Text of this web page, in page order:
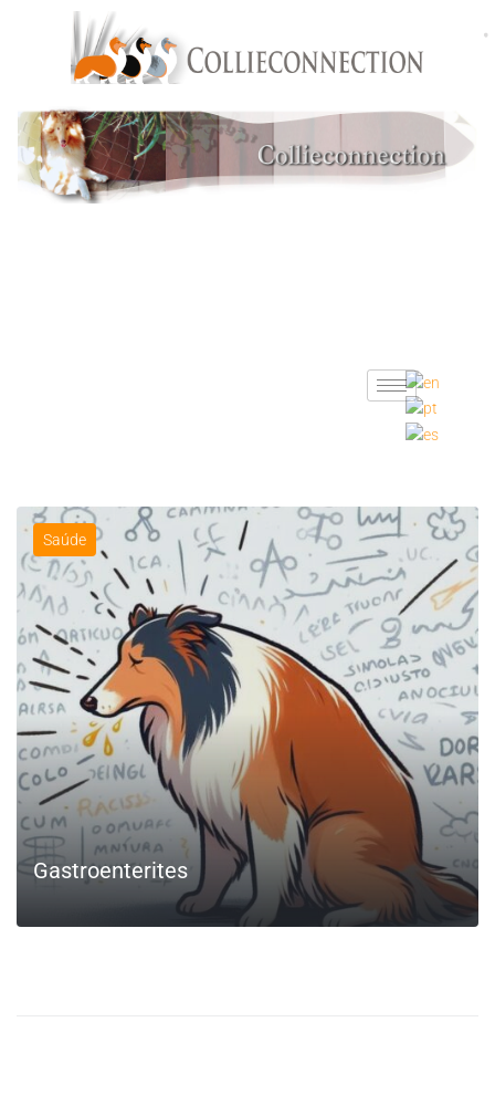
Saúde
Gastroenterites